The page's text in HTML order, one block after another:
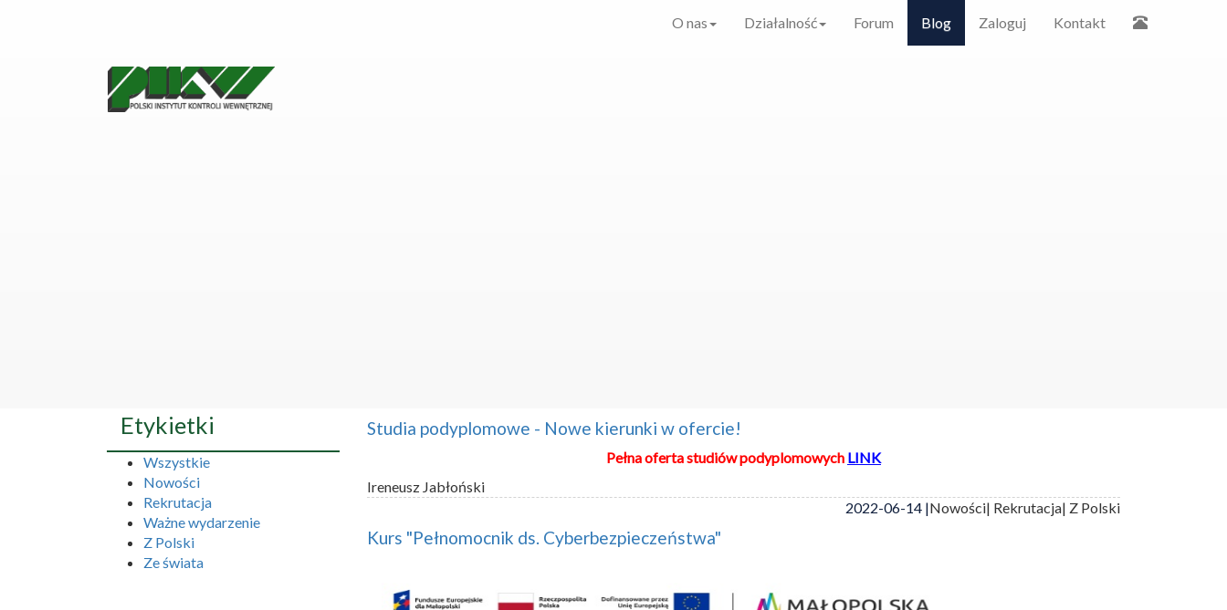
O nas Działalność Forum Blog Zaloguj Kontakt
Studia podyplomowe - Nowe kierunki w ofercie!
Pełna oferta studiów podyplomowych LINK
Ireneusz Jabłoński
2022-06-14 |Nowości| Rekrutacja| Z Polski
Kurs "Pełnomocnik ds. Cyberbezpieczeństwa"
Etykietki
Wszystkie
Nowości
Rekrutacja
Ważne wydarzenie
Z Polski
Ze świata